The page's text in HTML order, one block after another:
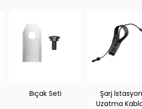
Bıçak Seti
Şarj
Uzatma